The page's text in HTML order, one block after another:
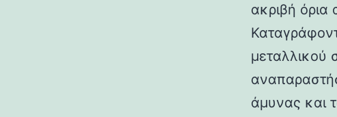
ακριβή
μεταλλικού
άμυνας και